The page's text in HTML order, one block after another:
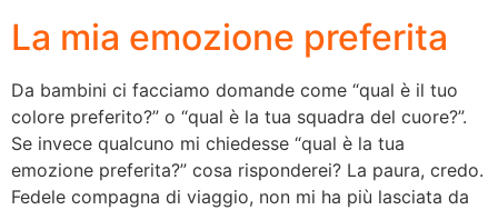
La mia emozione preferita
Da bambini ci facciamo domande come “qual è il tuo
colore preferito?” o “qual è la tua squadra del cuore?”.
Se invece qualcuno mi chiedesse “qual è la tua
emozione preferita?” cosa risponderei? La paura, credo.
Fedele compagna di viaggio, non mi ha più lasciata da